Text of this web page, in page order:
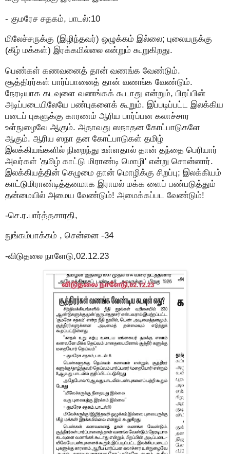
- குமரேச சதகம், பாடல்:10
மிலேச்சருக்கு (இழிந்தவர்) ஒழுக்கம் இல்லை; புலையருக்கு
(கீழ் மக்கள்) இரக்கமில்லை என்றும் கூறுகிறது.
பெண்கள் கணவனைத் தான் வணங்க வேண்டும்.
சூத்திரர்கள் பார்ப்பானைத் தான் வணங்க வேண்டும்.
நேரடியாக கடவுளை வணங்கக் கூடாது என்றும், பிறப்பின்
அடிப்படையிலேயே பண்புகளைக் கூறும். இப்படிப்பட்ட இலக்கிய
படைப் புகளுக்கு காரணம் ஆரிய பார்ப்பன கலாச்சார
உள்நுழைவே ஆகும். அதாவது ஸநாதன கோட்பாடுகளே
ஆகும். ஆரிய ஸநா தன கோட்பாடுகள் தமிழ்
இலக்கியங்களில் நிறைந்து உள்ளதால் தான் தந்தை பெரியார்
அவர்கள் 'தமிழ் காட்டு மிராண்டி மொழி' என்று சொன்னார்.
இலக்கியத்தின் செழுமை தான் மொழிக்கு சிறப்பு; இலக்கியம்
காட்டுமிராண்டித்தனமாக இராமல் மக்க ளைப் பண்படுத்தும்
தன்மையில் அமைய வேண்டும்! அமைக்கப்பட வேண்டும்!
-செ.ர.பார்த்தசாரதி,
நுங்கம்பாக்கம் , சென்னை -34
-விடுதலை நாளேடு,02.12.23